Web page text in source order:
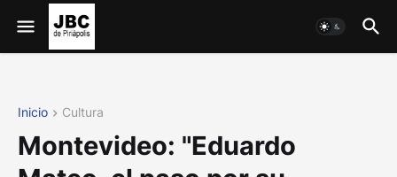
Inicio Cultura
Montevideo: "Eduardo